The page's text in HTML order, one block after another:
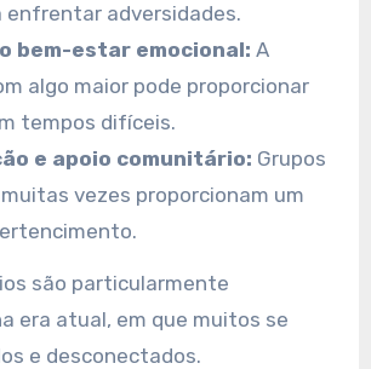
enfrentar adversidades.
bem-estar emocional: A
algo maior pode proporcionar
tempos difíceis.
e apoio comunitário: Grupos
vezes proporcionam um
são particularmente
era atual, em que muitos se
e desconectados.